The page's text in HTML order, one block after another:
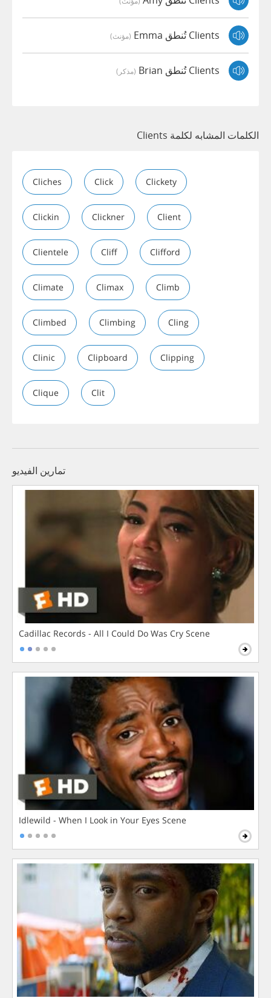
Clients تُنطق Emma (مؤنث)
Clients تُنطق Brian (مذكر)
الكلمات المشابه لكلمة Clients
Cliches Click Clickety
Clickin Clickner Client
Clientele Cliff Clifford
Climate Climax Climb
Climbed Climbing Cling
Clinic Clipboard Clipping
Clique Clit
تمارين الفيديو
Cadillac Records - All I Could Do Was Cry Scene
Idlewild - When I Look in Your Eyes Scene